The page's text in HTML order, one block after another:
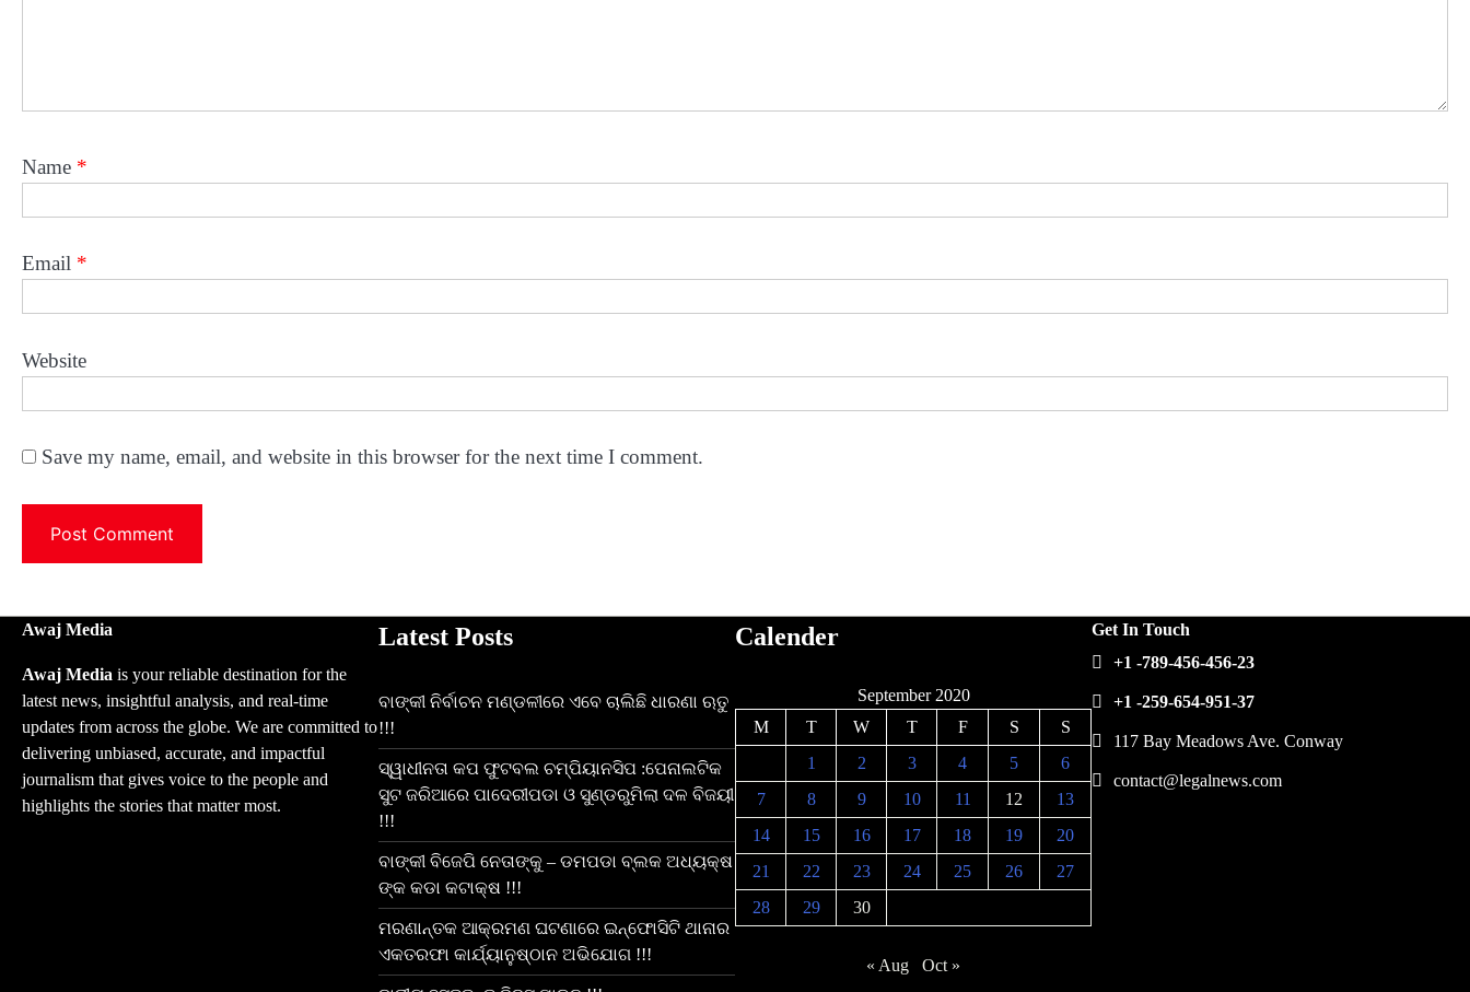
Name *
Email *
Website
Save my name, email, and website in this browser for the next time I comment.
Awaj Media
Awaj Media is your reliable destination for the
latest news, insightful analysis, and real-time
updates from across the globe. We are committed to
delivering unbiased, accurate, and impactful
journalism that gives voice to the people and
highlights the stories that matter most.
Latest Posts
ବାଙ୍କୀ ନିର୍ବାଚନ ମଣ୍ଡଳୀରେ ଏବେ ଚାଲିଛି ଧାରଣା ଋତୁ
!!!
ସ୍ୱାଧୀନତା କପ ଫୁଟବଲ ଚମ୍ପିୟାନସିପ :ପେନାଲଟିକ
ସୁଟ ଜରିଆରେ ପାଦେରୀପଡା ଓ ସୁଣ୍ଡରୁମିଲା ଦଳ ବିଜୟୀ
!!!
ବାଙ୍କୀ ବିଜେପି ନେତାଙ୍କୁ – ଡମପଡା ବ୍ଲକ ଅଧ୍ୟକ୍ଷ
ଙ୍କ କଡା କଟାକ୍ଷ !!!
ମରଣାନ୍ତକ ଆକ୍ରମଣ ଘଟଣାରେ ଇନ୍ଫୋସିଟି ଥାନାର
ଏକତରଫା କାର୍ଯ୍ୟାନୁଷ୍ଠାନ ଅଭିଯୋଗ !!!
Calender
September 2020
M
T W T F S
S
1
2 3 4 5
6
7
8 9 10 11 12
13
14
15 16 17 18 19
20
21
22 23 24 25 26
27
28
29 30
« Aug Oct »
Get In Touch
+1 -789-456-456-23
+1 -259-654-951-37
117 Bay Meadows Ave. Conway
contact@legalnews.com